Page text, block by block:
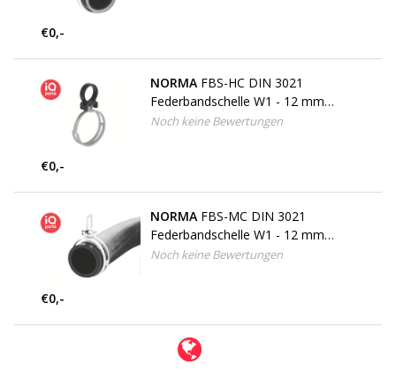
€0,-
NORMA FBS-HC DIN 3021
Federbandschelle W1 - 12 mm
bandbreite
Noch keine Bewertungen
€0,-
NORMA FBS-MC DIN 3021
Federbandschelle W1 - 12 mm
bandbreite
Noch keine Bewertungen
€0,-